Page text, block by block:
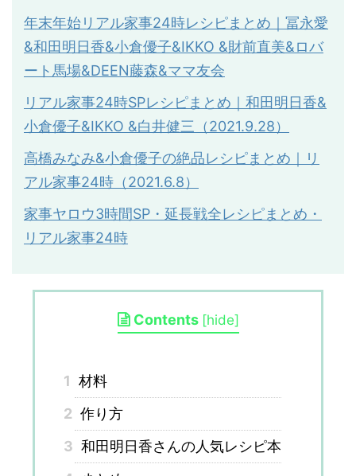
年末年始リアル家事24時レシピまとめ｜冨永愛
&和田明日香&小倉優子&IKKO &財前直美&ロバ
ート馬場&DEEN藤森&ママ友会
リアル家事24時SPレシピまとめ｜和田明日香&
小倉優子&IKKO &白井健三（2021.9.28）
高橋みなみ&小倉優子の絶品レシピまとめ｜リ
アル家事24時（2021.6.8）
家事ヤロウ3時間SP・延長戦全レシピまとめ・
リアル家事24時
Contents [hide]
1 材料
2 作り方
3 和田明日香さんの人気レシピ本